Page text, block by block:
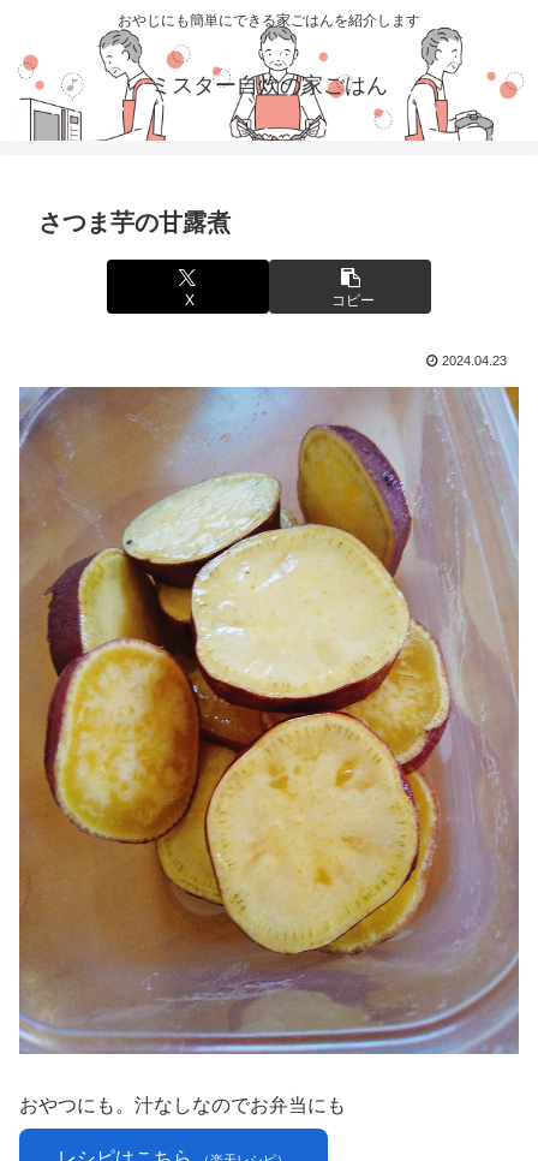
おやじにも簡単にできる家ごはんを紹介します
ミスター自炊の家ごはん
さつま芋の甘露煮
X コピー
2024.04.23
おやつにも。汁なしなのでお弁当にも